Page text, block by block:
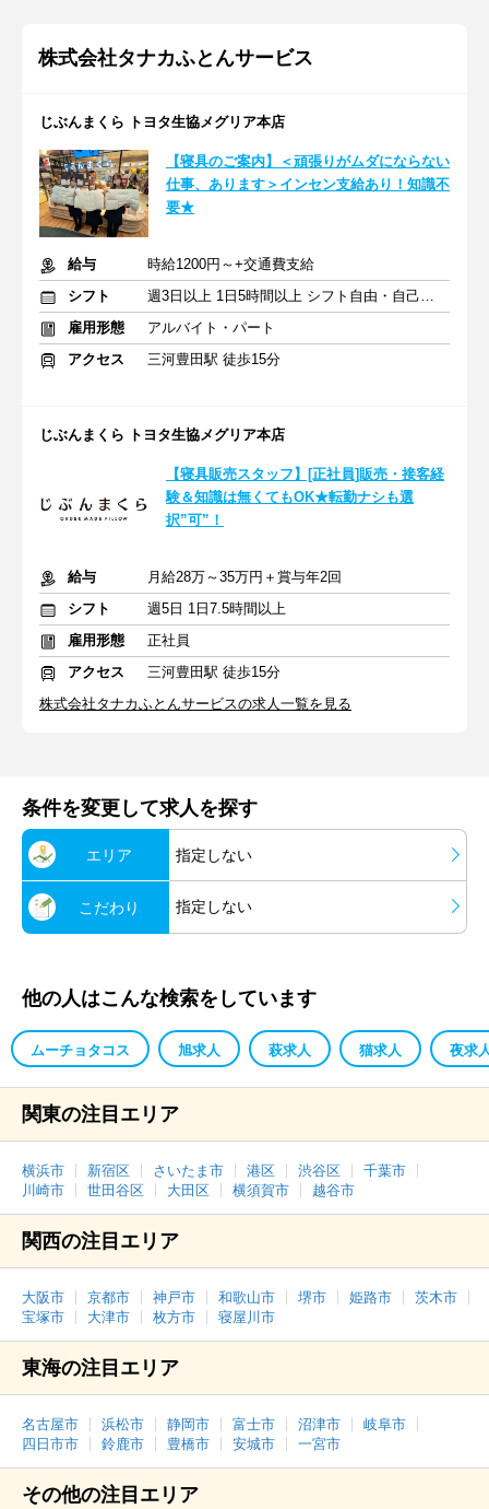
株式会社タナカふとんサービス
じぶんまくら トヨタ生協メグリア本店
【寝具のご案内】＜頑張りがムダにならない
仕事、あります＞インセン支給あり！知識不
要★
給与
時給1200円～+交通費支給
シフト
週3日以上 1日5時間以上 シフト自由・自己申告
雇用形態
アルバイト・パート
アクセス
三河豊田駅 徒歩15分
じぶんまくら トヨタ生協メグリア本店
【寝具販売スタッフ】[正社員]販売・接客経
験＆知識は無くてもOK★転勤ナシも選
択”可”！
給与
月給28万～35万円＋賞与年2回
シフト
週5日 1日7.5時間以上
雇用形態
正社員
アクセス
三河豊田駅 徒歩15分
株式会社タナカふとんサービスの求人一覧を見る
条件を変更して求人を探す
エリア 指定しない
こだわり 指定しない
他の人はこんな検索をしています
ムーチョタコス 旭求人 萩求人 猫求人 夜求
関東の注目エリア
横浜市 新宿区 さいたま市 港区 渋谷区
千葉市
川崎市
世田谷区 大田区 横須賀市 越谷市
関西の注目エリア
大阪市 京都市 神戸市 和歌山市 堺市 姫路市
茨木市
宝塚市
大津市 枚方市 寝屋川市
東海の注目エリア
名古屋市 浜松市 静岡市 富士市 沼津市
岐阜市
四日市市
鈴鹿市 豊橋市 安城市 一宮市
その他の注目エリア